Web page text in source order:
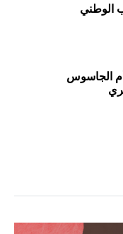
الوطني
الجاسوس